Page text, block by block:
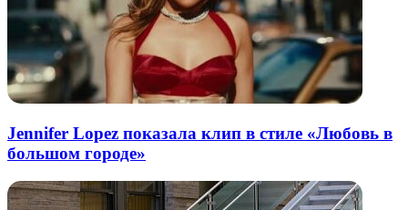
Jennifer Lopez показала клип в стиле «Любовь в
большом городе»